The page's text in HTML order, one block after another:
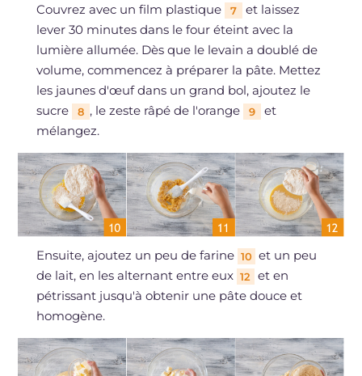
Couvrez avec un film plastique 7
et laissez
lever 30 minutes dans le four éteint avec la
lumière allumée. Dès que le levain a doublé de
volume, commencez à préparer la pâte. Mettez
les jaunes d'œuf dans un grand bol, ajoutez le
sucre
8 , le zeste râpé de l'orange 9
et
mélangez.
Ensuite, ajoutez un peu de farine 10 et un peu
de lait, en les alternant entre eux 12
et en
pétrissant jusqu'à obtenir une pâte douce et
homogène.